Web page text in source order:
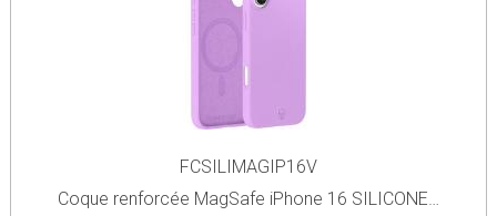
FCSILIMAGIP16V
Coque renforcée MagSafe iPhone 16 SILICONE…